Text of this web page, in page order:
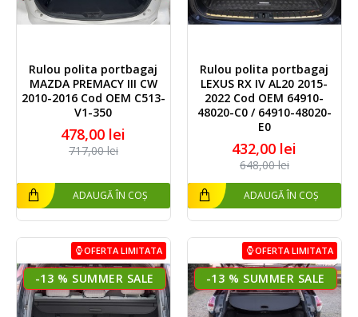
Rulou polita portbagaj
MAZDA PREMACY III CW
2010-2016 Cod OEM C513-
V1-350
478,00 lei
717,00 lei
ADAUGĂ ÎN COȘ
Rulou polita portbagaj
LEXUS RX IV AL20 2015-
2022 Cod OEM 64910-
48020-C0 / 64910-48020-
E0
432,00 lei
648,00 lei
ADAUGĂ ÎN COȘ
OFERTA LIMITATA
-13 %
OFERTA LIMITATA
-13 %